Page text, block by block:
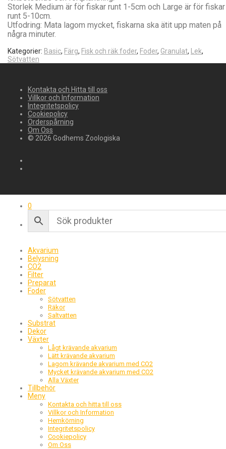
Storlek Medium är för fiskar runt 1-5cm och Large är för fiskar
runt 5-10cm.
Utfodring: Mata lagom mycket, fiskarna ska ätit upp maten på
några minuter.
Kategorier: Basic, Färg, Fisk och räk foder, Foder, Granulat, Lek,
Sötvatten
Kontakta och Hitta till oss
Villkor och Information
Integritetspolicy
Cookiepolicy
Orderspårning
Om Oss
© 2026 Godhems Zoologiska
0
Akvarium
Belysning
CO2
Filter
Preparat
Foder
Sötvatten
Räkor
Saltvatten
Substrat
Dekor
Växter
Lågt krävande akvarium
Lätt krävande akvarium
Lagom krävande akvarium med CO2
Mycket krävande akvarium med CO2
Alla Växter
Tillbehör
Meny
Kontakta och hitta till oss
Villkor och Information
Hemkörning
Integritetspolicy
Cookiepolicy
Om Oss